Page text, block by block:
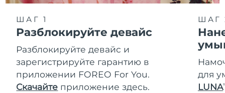
ШАГ 1
Разблокируйте девайс
Разблокируйте девайс и
зарегистрируйте гарантию в
приложении FOREO For You.
Скачайте приложение здесь.
ШАГ
для
LUNA